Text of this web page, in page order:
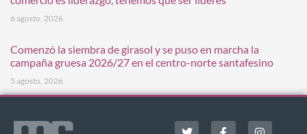
6 agosto, 2026
Comenzó la siembra de girasol y se puso en marcha la
campaña gruesa 2026/27 en el centro-norte santafesino
5 agosto, 2026